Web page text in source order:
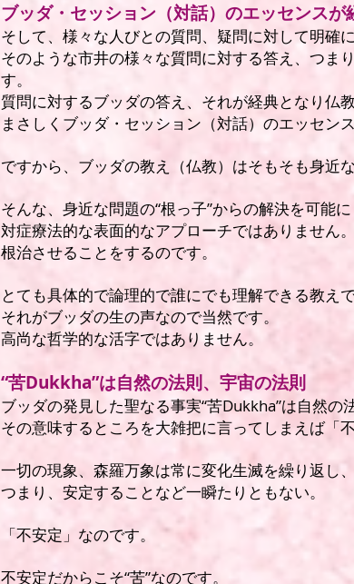
ブッダ・セッション（対話）のエッセンスが
そして、様々な人びとの質問、疑問に対して明確
そのような市井の様々な質問に対する答え、つま
す。
質問に対するブッダの答え、それが経典となり仏
まさしくブッダ・セッション（対話）のエッセン
ですから、ブッダの教え（仏教）はそもそも身近
そんな、身近な問題の“根っ子”からの解決を可能
対症療法的な表面的なアプローチではありません。
根治させることをするのです。
とても具体的で論理的で誰にでも理解できる教えで
それがブッダの生の声なので当然です。
高尚な哲学的な活字ではありません。
“苦Dukkha”は自然の法則、宇宙の法則
ブッダの発見した聖なる事実“苦Dukkha”は自然の
その意味するところを大雑把に言ってしまえば「
一切の現象、森羅万象は常に変化生滅を繰り返し
つまり、安定することなど一瞬たりともない。
「不安定」なのです。
不安定だからこそ“苦”なのです。